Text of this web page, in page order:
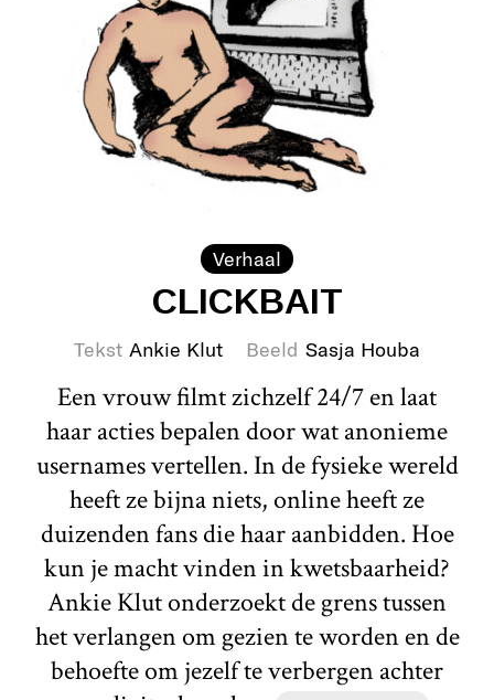
Verhaal
CLICKBAIT
Tekst Ankie Klut Beeld Sasja Houba
Een vrouw filmt zichzelf 24/7 en laat
haar acties bepalen door wat anonieme
usernames vertellen. In de fysieke wereld
heeft ze bijna niets, online heeft ze
duizenden fans die haar aanbidden. Hoe
kun je macht vinden in kwetsbaarheid?
Ankie Klut onderzoekt de grens tussen
het verlangen om gezien te worden en de
behoefte om jezelf te verbergen achter